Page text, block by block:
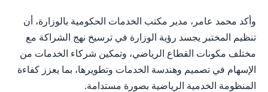
وأكد محمد عامر، مدير مكتب الخدمات الحكومية بالوزارة، أن
تنظيم المختبر يجسد رؤية الوزارة في ترسيخ نهج الشراكة مع
مختلف مكونات القطاع الرياضي، وتمكين شركاء الخدمات من
الإسهام في تصميم وهندسة الخدمات وتطويرها، بما يعزز كفاءة
المنظومة الخدمية الرياضية بصورة مستدامة.